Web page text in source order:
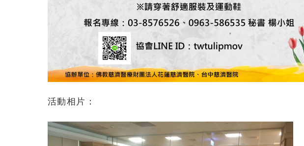
活動相片：